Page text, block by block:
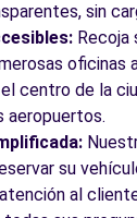
sin
Recoja
oficinas
centro de la
aeropuertos.
su
al